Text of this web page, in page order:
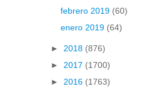
febrero 2019 (60)
enero 2019 (64)
► 2018 (876)
► 2017 (1700)
► 2016 (1763)